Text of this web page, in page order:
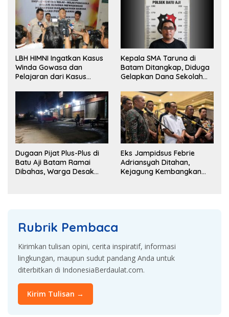
LBH HIMNI Ingatkan Kasus
Winda Gowasa dan
Pelajaran dari Kasus
Kepala SMA Taruna di
Batam Ditangkap, Diduga
Gelapkan Dana Sekolah
Dugaan Pijat Plus-Plus di
Batu Aji Batam Ramai
Dibahas, Warga Desak
Eks Jampidsus Febrie
Adriansyah Ditahan,
Kejagung Kembangkan
Rubrik Pembaca
Kirimkan tulisan opini, cerita inspiratif, informasi
lingkungan, maupun sudut pandang Anda untuk
diterbitkan di IndonesiaBerdaulat.com.
Kirim Tulisan →